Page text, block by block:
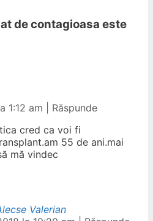
de contagioasa este
1:12 am
Răspunde
cred ca voi fi
55 de ani.mai
mă vindec
Valerian